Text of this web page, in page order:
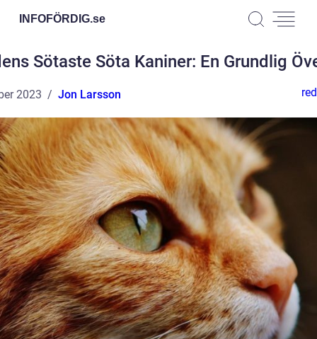
INFOFÖRDIG.se
Sötaste Söta Kaniner: En Grundlig
2023 Jon Larsson